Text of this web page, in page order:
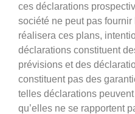
ces déclarations
société ne peut pas fournir
réalisera ces plans,
déclarations constituent
prévisions et des
constituent pas des
telles déclarations
qu’elles ne se rapportent